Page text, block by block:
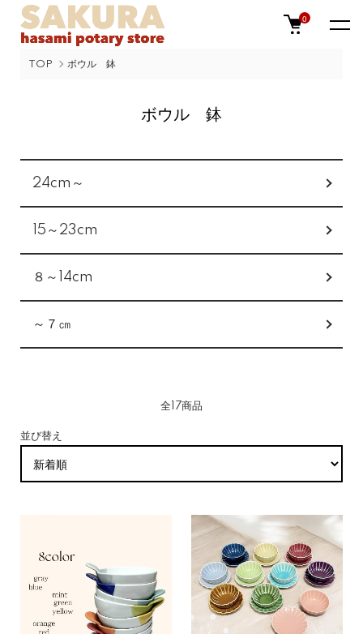
0
TOP ボウル 鉢
ボウル 鉢
カテゴリー一覧
24cm～
15～23cm
８～14cm
～７㎝
全17商品
並び替え